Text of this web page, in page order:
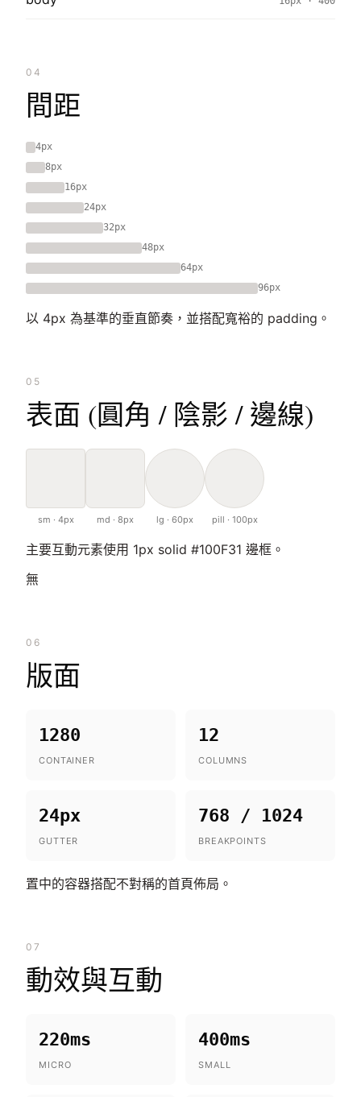
04
間距
4px
8px
16px
24px
32px
48px
64px
96px
以 4px 為基準的垂直節奏，並搭配寬裕的 padding。
05
表面 (圓角 / 陰影 / 邊線)
sm · 4px md · 8px lg · 60px pill · 100px
主要互動元素使用 1px solid #100F31 邊框。
無
06
版面
1280
CONTAINER
12
COLUMNS
24px
GUTTER
768 / 1024
BREAKPOINTS
置中的容器搭配不對稱的首頁佈局。
07
動效與互動
220ms
MICRO
400ms
SMALL